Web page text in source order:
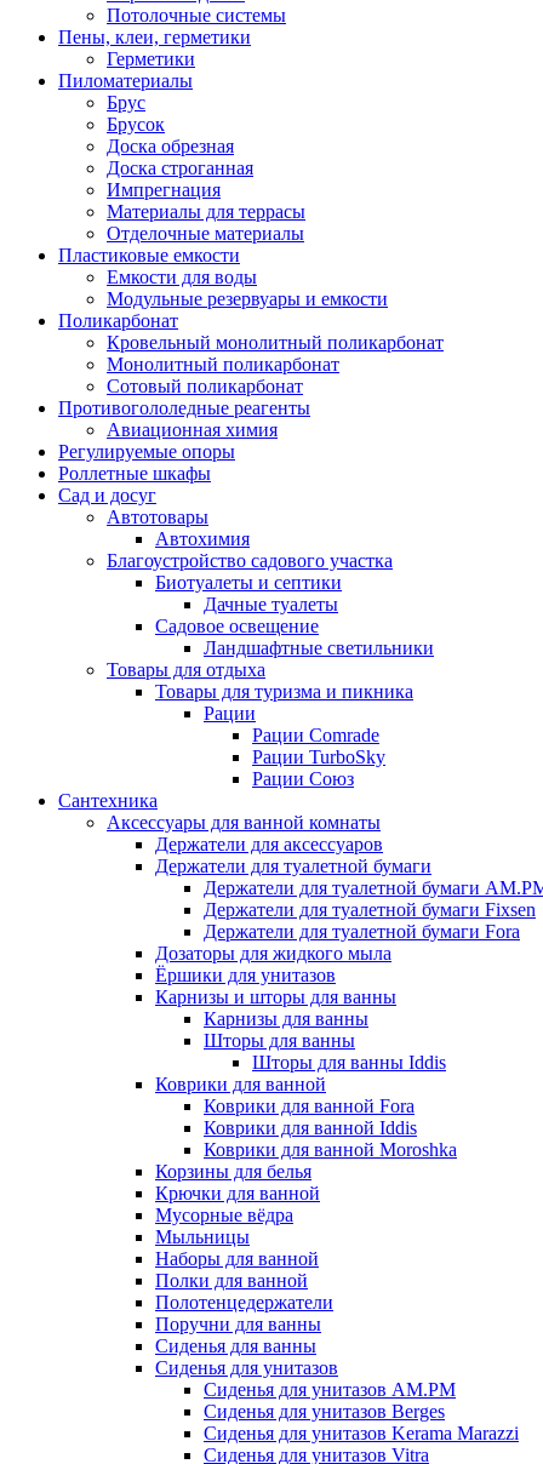
Потолочные системы
Пены, клеи, герметики
Герметики
Пиломатериалы
Брус
Брусок
Доска обрезная
Доска строганная
Импрегнация
Материалы для террасы
Отделочные материалы
Пластиковые емкости
Емкости для воды
Модульные резервуары и емкости
Поликарбонат
Кровельный монолитный поликарбонат
Монолитный поликарбонат
Сотовый поликарбонат
Противогололедные реагенты
Авиационная химия
Регулируемые опоры
Роллетные шкафы
Сад и досуг
Автотовары
Автохимия
Благоустройство садового участка
Биотуалеты и септики
Дачные туалеты
Садовое освещение
Ландшафтные светильники
Товары для отдыха
Товары для туризма и пикника
Рации
Рации Comrade
Рации TurboSky
Рации Союз
Сантехника
Аксессуары для ванной комнаты
Держатели для аксессуаров
Держатели для туалетной бумаги
Держатели для туалетной бумаги
Держатели для туалетной бумаги Fixsen
Держатели для туалетной бумаги Fora
Дозаторы для жидкого мыла
Ёршики для унитазов
Карнизы и шторы для ванны
Карнизы для ванны
Шторы для ванны
Шторы для ванны Iddis
Коврики для ванной
Коврики для ванной Fora
Коврики для ванной Iddis
Коврики для ванной Moroshka
Корзины для белья
Крючки для ванной
Мусорные вёдра
Мыльницы
Наборы для ванной
Полки для ванной
Полотенцедержатели
Поручни для ванны
Сиденья для ванны
Сиденья для унитазов
Сиденья для унитазов AM.PM
Сиденья для унитазов Berges
Сиденья для унитазов Kerama Marazzi
Сиденья для унитазов Vitra